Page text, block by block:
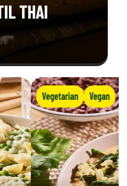
THAI
Vegetarian Vegan